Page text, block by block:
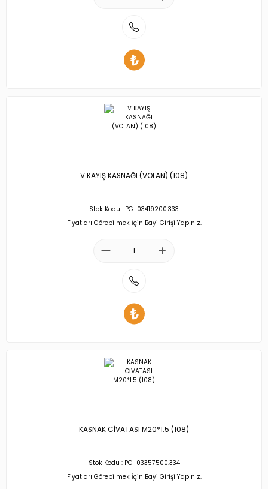
V KAYIŞ KASNAĞI (VOLAN) (108)
Stok Kodu : PG-03419200.333
Fiyatları Görebilmek İçin Bayi Girişi Yapınız.
KASNAK CİVATASI M20*1.5 (108)
Stok Kodu : PG-03357500.334
Fiyatları Görebilmek İçin Bayi Girişi Yapınız.